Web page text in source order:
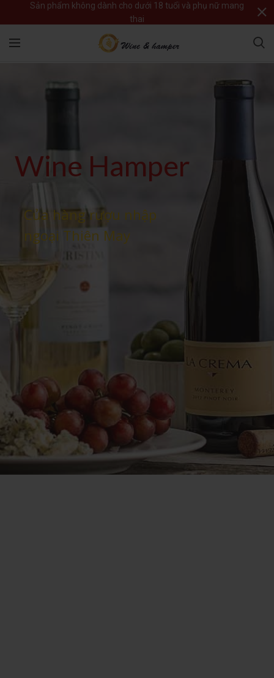
Wine Hamper
Của hàng rượu nhập
ngoại Thiên May
Sản phẩm không dành cho dưới 18 tuổi và phụ nữ mang
thai